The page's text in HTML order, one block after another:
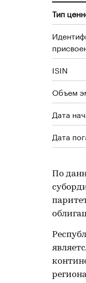
Тип
ISIN
Объем
Дата
Дата
По